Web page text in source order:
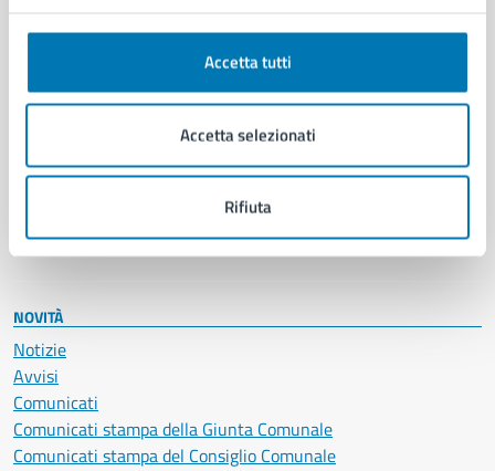
Accetta tutti
Accetta selezionati
Rifiuta
Autorizzazioni
Educazione e formazione
Giustizia e sicurezza pubblica
Imprese e commercio
Salute, benessere e assistenza
Vita lavorativa
NOVITÀ
Notizie
Avvisi
Comunicati
Comunicati stampa della Giunta Comunale
Comunicati stampa del Consiglio Comunale